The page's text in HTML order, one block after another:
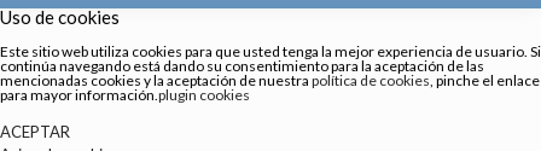
Uso de cookies
Este sitio web utiliza cookies para que usted tenga la mejor experiencia de usuario. Si
continúa navegando está dando su consentimiento para la aceptación de las
mencionadas cookies y la aceptación de nuestra política de cookies, pinche el enlace
para mayor información.plugin cookies
ACEPTAR